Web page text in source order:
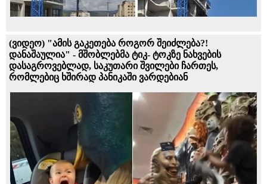
(ვიდეო) "ამის გაკეთება როგორ შეიძლება?!
დანაშაულია" - მშობლებმა ტიკ- ტოკზე ნახვების
დასაგროვებლად, საკუთარი შვილები ჩართეს,
რომლებიც ხშირად პანიკაში ვარდებიან